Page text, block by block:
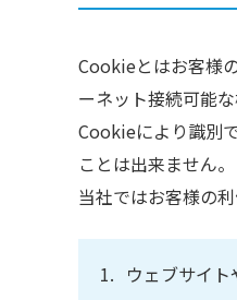
Cookieとはお客様
ーネット接続可能
Cookieにより識別
ことは出来ません。
当社ではお客様の
ウェブサイト